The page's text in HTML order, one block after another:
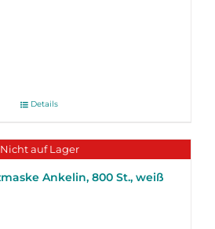
Details
Nicht auf Lager
Ankelin, 800 St., weiß